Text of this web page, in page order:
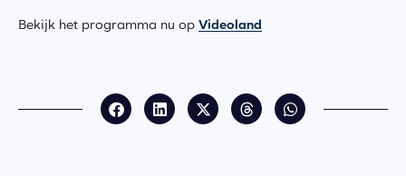
Bekijk het programma nu op Videoland